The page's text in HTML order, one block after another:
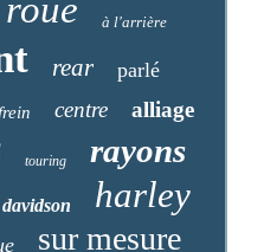
roue à l'arrière
rear parlé
centre alliage
touring rayons
davidson harley
sur mesure